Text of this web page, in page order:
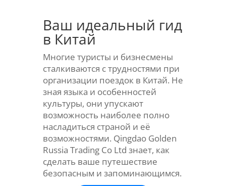
Ваш идеальный гид
в Китай
Многие туристы и бизнесмены
сталкиваются с трудностями при
организации поездок в Китай. Не
зная языка и особенностей
культуры, они упускают
возможность наиболее полно
насладиться страной и её
возможностями. Qingdao Golden
Russia Trading Co Ltd знает, как
сделать ваше путешествие
безопасным и запоминающимся.